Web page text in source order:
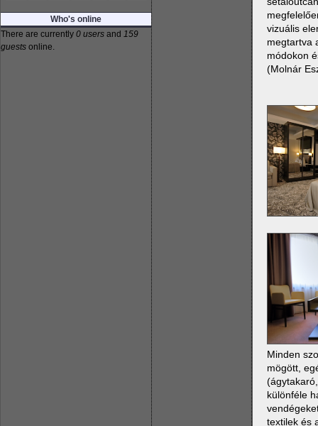
Who's online
There are currently 0 users and 159
guests online.
vizuális
megtartva
módokon
(Molnár
Minden
mögött,
különféle
textilek és